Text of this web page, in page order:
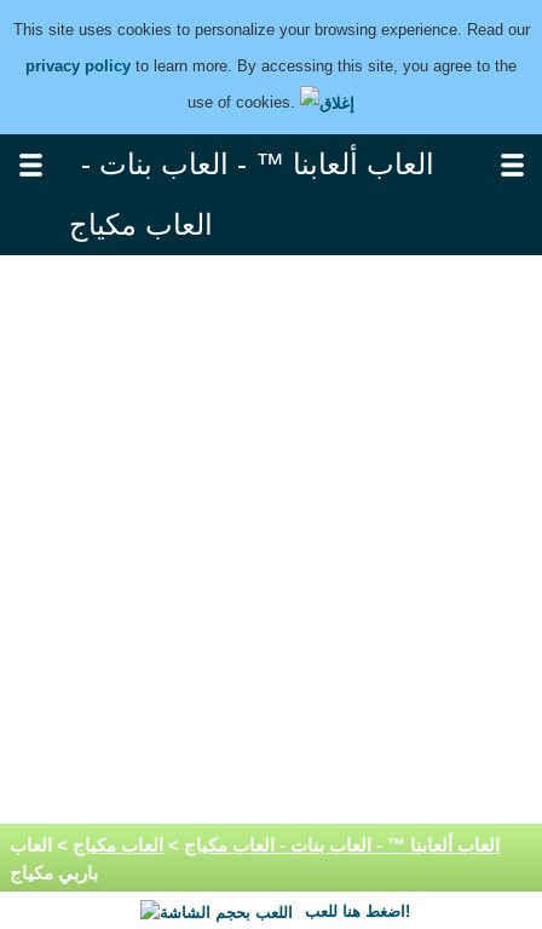
This site uses cookies to personalize your browsing experience. Read our
privacy policy to learn more. By accessing this site, you agree to the
use of cookies.
العاب ألعابنا ™ - العاب بنات -
العاب مكياج
العاب ألعابنا ™ - العاب بنات - العاب مكياج > العاب مكياج > العاب
باربي مكياج
اضغط هنا للعب!